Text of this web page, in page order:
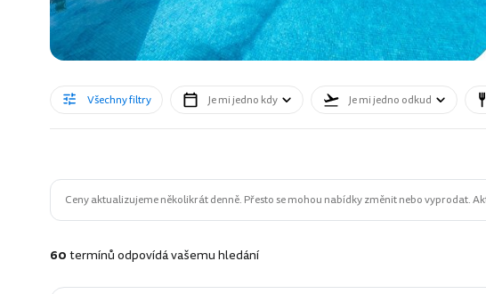
Všechny filtry Je mi jedno kdy Je mi jedno odkud
Ceny aktualizujeme několikrát denně. Přesto se mohou nabídky změnit nebo vyprodat.
60termínů odpovídá vašemu hledání